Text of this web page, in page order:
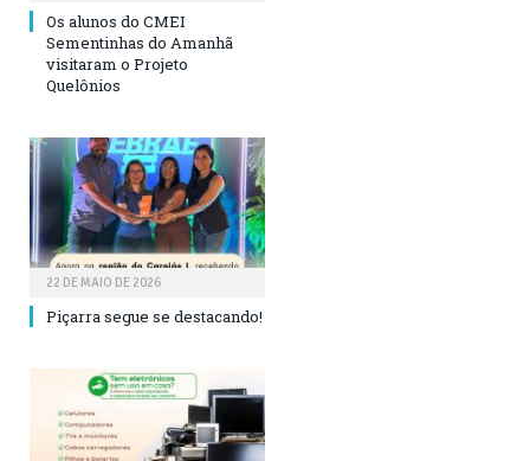
Os alunos do CMEI
Sementinhas do Amanhã
visitaram o Projeto
Quelônios
22 DE MAIO DE 2026
Piçarra segue se destacando!